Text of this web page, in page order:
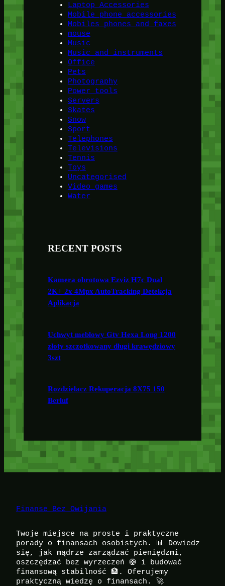
Laptop Accessories
Mobile phone accessories
Mobiles phones and faxes
mouse
Music
Music and instruments
Office
Pets
Photography
Power tools
Servers
Skates
Snow
Sport
Telephones
Televisions
Tennis
Toys
Uncategorised
Video games
Water
RECENT POSTS
Kamera obrotowa Ezviz H7c Dual
2K+ 2x 4Mpx AutoTracking Detekcja
Aplikacja
Uchwyt meblowy Gtv Hexa Long 1200
złoty szczotkowany długi krawędziowy
3szt
Rozdzielacz Rekuperacja 8X75 150
Berluf
Finanse Bez Owijania
Twoje miejsce na proste i praktyczne
porady o finansach osobistych. 📊 Dowiedz
się, jak mądrze zarządzać pieniędzmi,
oszczędzać bez wyrzeczeń 🛟 i budować
finansową stabilność 🏦. Oferujemy
praktyczną wiedzę o finansach. 🚀